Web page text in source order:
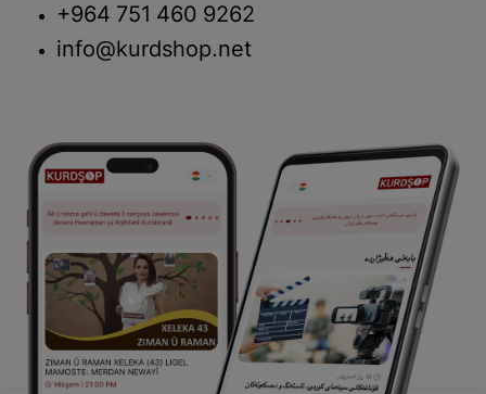
+964 751 460 9262
info@kurdshop.net